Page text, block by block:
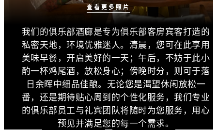
查看更多照片
我们的俱乐部酒廊是专为俱乐部客房宾客打造的
私密天地，环境优雅迷人。清晨，您可在此享用
美味早餐，开启美好的一天；午后，不妨于此小
酌一杯鸡尾酒，放松身心；傍晚时分，则可于落
日余晖中细品佳酿。无论您是渴望休闲放松一
番，还是期待贴心周到的个性化服务，我们专业
的俱乐部员工与礼宾团队将随时为您服务，用心
预见并满足您的每一个需求。